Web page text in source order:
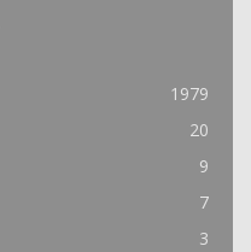
1979
20
9
7
3